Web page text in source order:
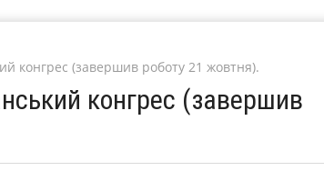
конгрес (завершив роботу 21 жовтня).
конгрес (завершив